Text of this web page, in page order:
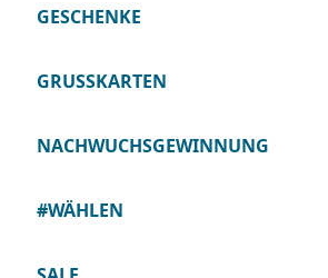
GESCHENKE
GRUSSKARTEN
NACHWUCHSGEWINNUNG
#WÄHLEN